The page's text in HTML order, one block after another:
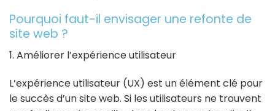
Pourquoi faut-il envisager une refonte de
site web ?
1. Améliorer l’expérience utilisateur
L’expérience utilisateur (UX) est un élément clé pour
le succès d’un site web. Si les utilisateurs ne trouvent